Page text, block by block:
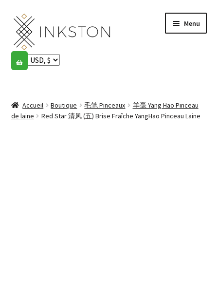
Aller
la
navigation
Aller
au
contenu
Menu
Boutique
menu
English
Accueil Boutique 毛笔 Pinceaux
羊毫 Yang Hao Pinceau
de laine
Red Star 清风 (五) Brise Fraîche YangHao Pinceau Laine